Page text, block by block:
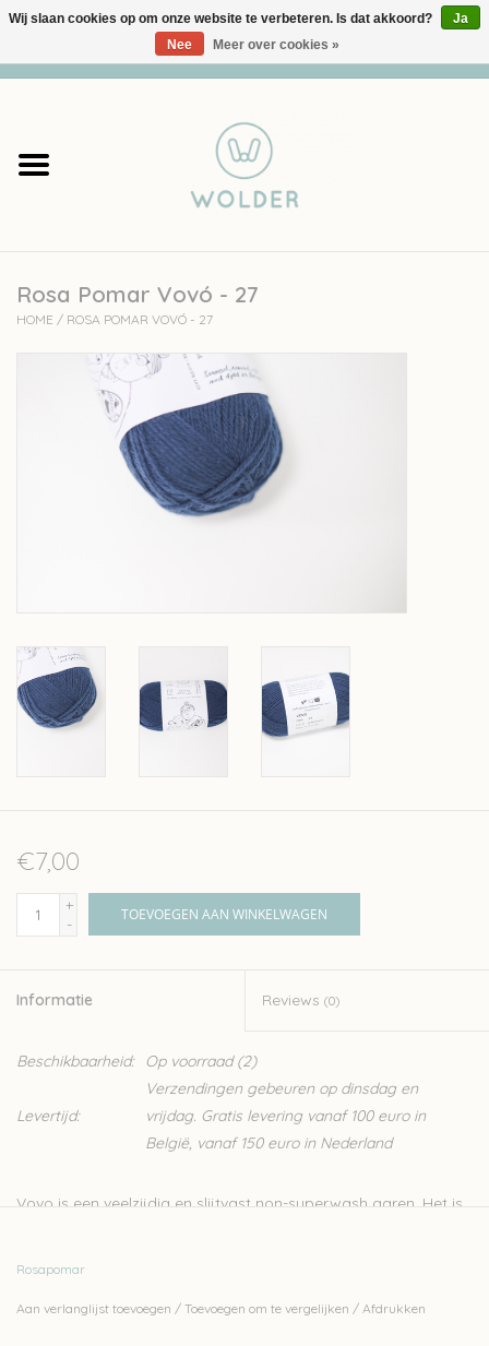
Garens
Accessoires
Rosa Pomar Vovó - 27
HOME / ROSA POMAR VOVÓ - 27
€7,00
+
-
TOEVOEGEN AAN WINKELWAGEN
Informatie Reviews (0)
Beschikbaarheid: Op voorraad(2)
Levertijd:
Verzendingen gebeuren op dinsdag en
vrijdag. Gratis levering vanaf 100 euro in
België, vanaf 150 euro in Nederland
Vovo is een veelzijdig en slijtvast non-superwash garen. Het is
gemaakt van de wol van schapen van vrije uitloop, vrij van
Rosapomar
Aan verlanglijst toevoegen / Toevoegen om te vergelijken / Afdrukken
Wij slaan cookies op om onze website te verbeteren. Is dat akkoord?
Ja
Nee
Meer over cookies »